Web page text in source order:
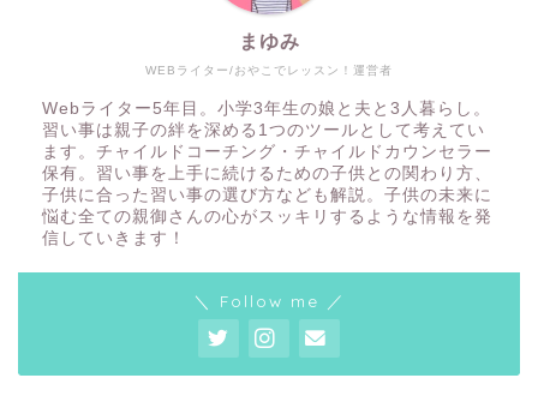
WEBライター/おやこでレッスン！運営者
まゆみ
Webライター5年目。小学3年生の娘と夫と3人暮らし。
習い事は親子の絆を深める1つのツールとして考えてい
ます。チャイルドコーチング・チャイルドカウンセラー
保有。習い事を上手に続けるための子供との関わり方、
子供に合った習い事の選び方なども解説。子供の未来に
悩む全ての親御さんの心がスッキリするような情報を発
信していきます！
＼ Follow me ／